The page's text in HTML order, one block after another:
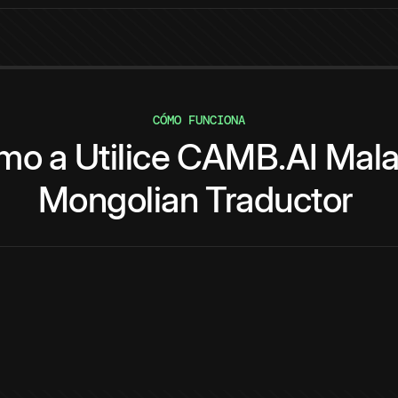
CÓMO FUNCIONA
a UtiliceCAMB.AI
Mongolian Traductor